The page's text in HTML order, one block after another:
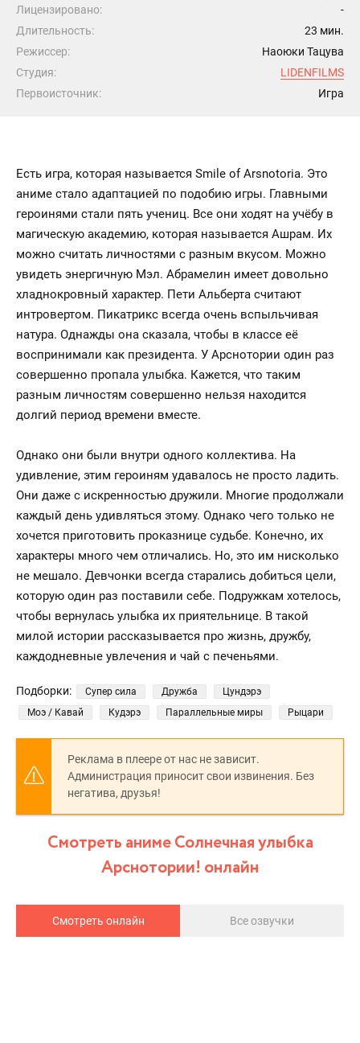
Лицензировано:
-
Длительность:
23 мин.
Режиссер:
Наоюки Тацува
Студия:
LIDENFILMS
Первоисточник:
Игра
Есть игра, которая называется Smile of Arsnotoria. Это
аниме стало адаптацией по подобию игры. Главными
героинями стали пять учениц. Все они ходят на учёбу в
магическую академию, которая называется Ашрам. Их
можно считать личностями с разным вкусом. Можно
увидеть энергичную Мэл. Абрамелин имеет довольно
хладнокровный характер. Пети Альберта считают
интровертом. Пикатрикс всегда очень вспыльчивая
натура. Однажды она сказала, чтобы в классе её
воспринимали как президента. У Арснотории один раз
совершенно пропала улыбка. Кажется, что таким
разным личностям совершенно нельзя находится
долгий период времени вместе.
Однако они были внутри одного коллектива. На
удивление, этим героиням удавалось не просто ладить.
Они даже с искренностью дружили. Многие продолжали
каждый день удивляться этому. Однако чего только не
хочется приготовить проказнице судьбе. Конечно, их
характеры много чем отличались. Но, это им нисколько
не мешало. Девчонки всегда старались добиться цели,
которую один раз поставили себе. Подружкам хотелось,
чтобы вернулась улыбка их приятельнице. В такой
милой истории рассказывается про жизнь, дружбу,
каждодневные увлечения и чай с печеньями.
Подборки: Супер сила Дружба
Цундэрэ
Моэ / Кавай
Кудэрэ Параллельные миры Рыцари
Реклама в плеере от нас не зависит.
Администрация приносит свои извинения. Без
негатива, друзья!
Смотреть аниме Солнечная улыбка
Арснотории! онлайн
Смотреть онлайн Все озвучки